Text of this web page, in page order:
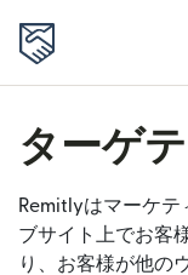
ターゲ
Remitlyはマーケテ
ブサイト上でお客
り、お客様が他の